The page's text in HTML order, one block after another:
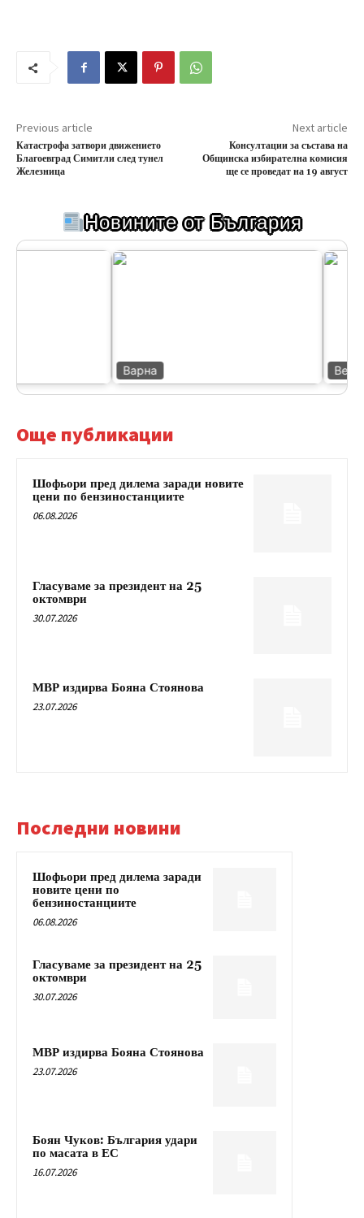
Previous article
Катастрофа затвори движението
Благоевград Симитли след тунел
Железница
Next article
Консултации за състава на
Общинска избирателна комисия
ще се проведат на 19 август
Новините от България
Варна
Още публикации
Шофьори пред дилема заради новите
цени по бензиностанциите
06.08.2026
Гласуваме за президент на 25
октомври
30.07.2026
МВР издирва Бояна Стоянова
23.07.2026
Последни новини
Шофьори пред дилема заради
новите цени по
бензиностанциите
06.08.2026
Гласуваме за президент на 25
октомври
30.07.2026
МВР издирва Бояна Стоянова
23.07.2026
Боян Чуков: България удари
по масата в ЕС
16.07.2026